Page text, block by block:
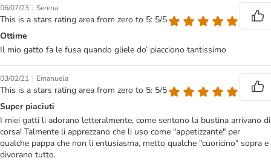
06/07/23 | Serena
This is a stars rating area from zero to 5: 5/5
Ottime
Il mio gatto fa le fusa quando gliele do’ piacciono tantissimo
03/02/21 | Emanuela
This is a stars rating area from zero to 5: 5/5
Super piaciuti
I miei gatti li adorano letteralmente, come sentono la bustina arrivano di
corsa! Talmente li apprezzano che li uso come "appetizzante" per
qualche pappa che non li entusiasma, metto qualche "cuoricino" sopra e
divorano tutto.